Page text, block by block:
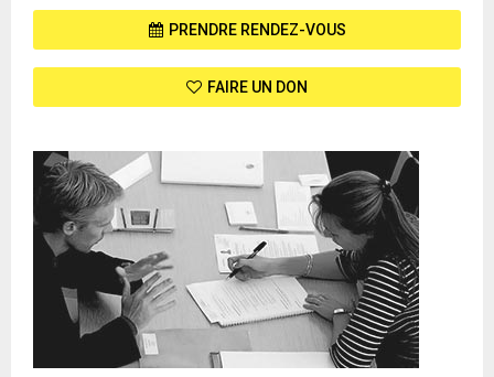
PRENDRE RENDEZ-VOUS
FAIRE UN DON